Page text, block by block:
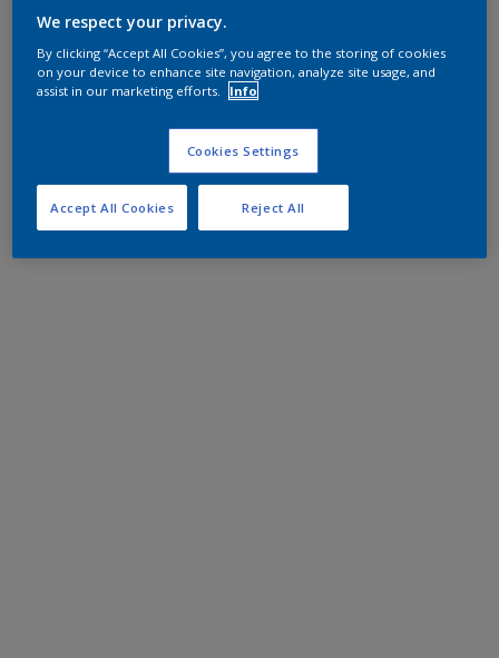
We respect your privacy.
By clicking “Accept All Cookies”, you agree to the storing of cookies
on your device to enhance site navigation, analyze site usage, and
assist in our marketing efforts.
Info
Cookies Settings
Reject All
Accept All Cookies